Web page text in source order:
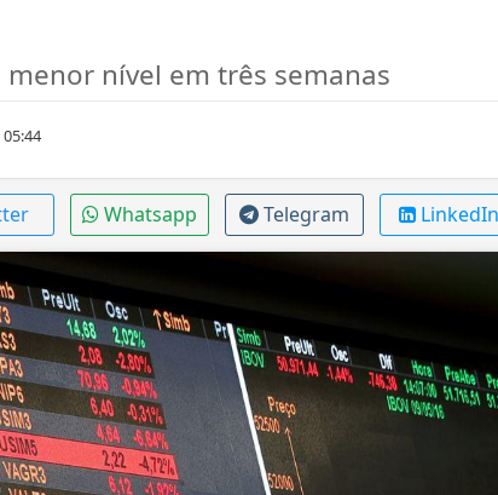
nível em três semanas
Whatsapp Telegram LinkedIn